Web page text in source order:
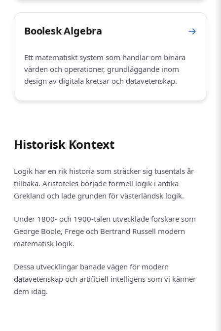
Boolesk Algebra →
Ett matematiskt system som handlar om binära
värden och operationer, grundläggande inom
design av digitala kretsar och datavetenskap.
Historisk Kontext
Logik har en rik historia som sträcker sig tusentals år
tillbaka. Aristoteles började formell logik i antika
Grekland och lade grunden för västerländsk logik.
Under 1800- och 1900-talen utvecklade forskare som
George Boole, Frege och Bertrand Russell modern
matematisk logik.
Dessa utvecklingar banade vägen för modern
datavetenskap och artificiell intelligens som vi känner
dem idag.